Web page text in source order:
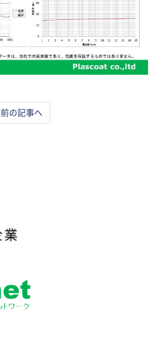
前の記事へ